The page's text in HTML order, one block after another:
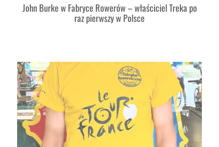
John Burke w Fabryce Rowerów – właściciel Treka po
raz pierwszy w Polsce